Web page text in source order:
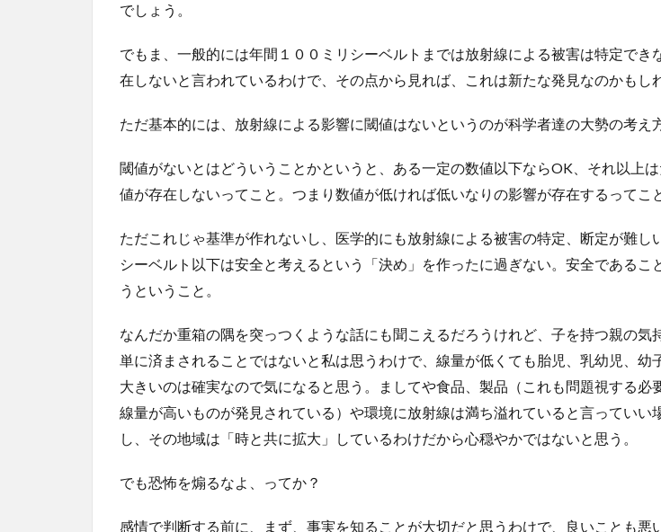
でしょう。
でもま、一般的には年間１００ミリシーベルトまでは放射線による被害は特定でき
在しないと言われているわけで、その点から見れば、これは新たな発見なのかもし
ただ基本的には、放射線による影響に閾値はないというのが科学者達の大勢の考え方
閾値がないとはどういうことかというと、ある一定の数値以下ならOK、それ以上
値が存在しないってこと。つまり数値が低ければ低いなりの影響が存在するってこと
ただこれじゃ基準が作れないし、医学的にも放射線による被害の特定、断定が難し
シーベルト以下は安全と考えるという「決め」を作ったに過ぎない。安全であるこ
うということ。
なんだか重箱の隅を突っつくような話にも聞こえるだろうけれど、子を持つ親の気
単に済まされることではないと私は思うわけで、線量が低くても胎児、乳幼児、幼
大きいのは確実なので気になると思う。ましてや食品、製品（これも問題視する必
線量が高いものが発見されている）や環境に放射線は満ち溢れていると言っていい
し、その地域は「時と共に拡大」しているわけだから心穏やかではないと思う。
でも恐怖を煽るなよ、ってか？
感情で判断する前に、まず、事実を知ることが大切だと思うわけで、良いことも悪